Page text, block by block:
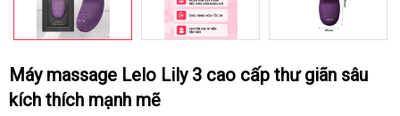
Máy massage Lelo Lily 3 cao cấp thư giãn sâu
kích thích mạnh mẽ